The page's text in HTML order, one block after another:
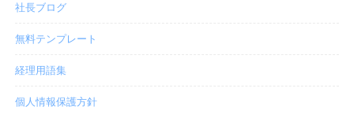
社長ブログ
無料テンプレート
経理用語集
個人情報保護方針